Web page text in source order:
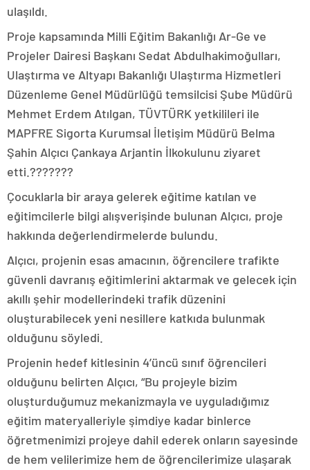
ulaşıldı.
Proje kapsamında Milli Eğitim Bakanlığı Ar-Ge ve
Projeler Dairesi Başkanı Sedat Abdulhakimoğulları,
Ulaştırma ve Altyapı Bakanlığı Ulaştırma Hizmetleri
Düzenleme Genel Müdürlüğü temsilcisi Şube Müdürü
Mehmet Erdem Atılgan, TÜVTÜRK yetkilileri ile
MAPFRE Sigorta Kurumsal İletişim Müdürü Belma
Şahin Alçıcı Çankaya Arjantin İlkokulunu ziyaret
etti.???????
Çocuklarla bir araya gelerek eğitime katılan ve
eğitimcilerle bilgi alışverişinde bulunan Alçıcı, proje
hakkında değerlendirmelerde bulundu.
Alçıcı, projenin esas amacının, öğrencilere trafikte
güvenli davranış eğitimlerini aktarmak ve gelecek için
akıllı şehir modellerindeki trafik düzenini
oluşturabilecek yeni nesillere katkıda bulunmak
olduğunu söyledi.
Projenin hedef kitlesinin 4’üncü sınıf öğrencileri
olduğunu belirten Alçıcı, “Bu projeyle bizim
oluşturduğumuz mekanizmayla ve uyguladığımız
eğitim materyalleriyle şimdiye kadar binlerce
öğretmenimizi projeye dahil ederek onların sayesinde
de hem velilerimize hem de öğrencilerimize ulaşarak